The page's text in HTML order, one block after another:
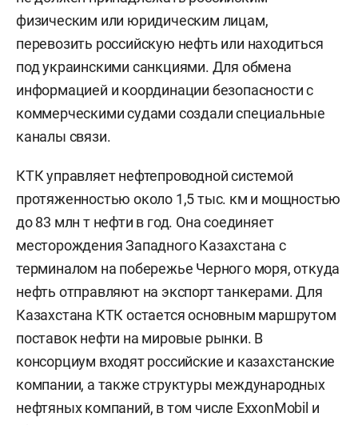
физическим или юридическим лицам,
перевозить российскую нефть или находиться
под украинскими санкциями. Для обмена
информацией и координации безопасности с
коммерческими судами создали специальные
каналы связи.
КТК управляет нефтепроводной системой
протяженностью около 1,5 тыс. км и мощностью
до 83 млн т нефти в год. Она соединяет
месторождения Западного Казахстана с
терминалом на побережье Черного моря, откуда
нефть отправляют на экспорт танкерами. Для
Казахстана КТК остается основным маршрутом
поставок нефти на мировые рынки. В
консорциум входят российские и казахстанские
компании, а также структуры международных
нефтяных компаний, в том числе ExxonMobil и